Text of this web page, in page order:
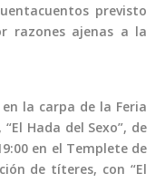
previsto
razones ajenas a la
la carpa de la Feria
Hada del Sexo”, de
en el Templete de
de títeres, con “El